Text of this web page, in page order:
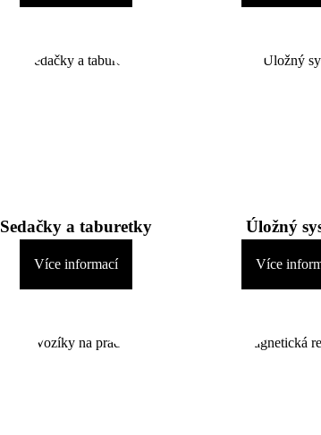
Sedačky a taburetky
Více informací
Úložný
Více